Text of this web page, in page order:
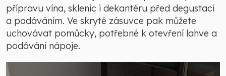
přípravu vína, sklenic i dekantéru před degustací
a podáváním. Ve skryté zásuvce pak můžete
uchovávat pomůcky, potřebné k otevření lahve a
podávání nápoje.